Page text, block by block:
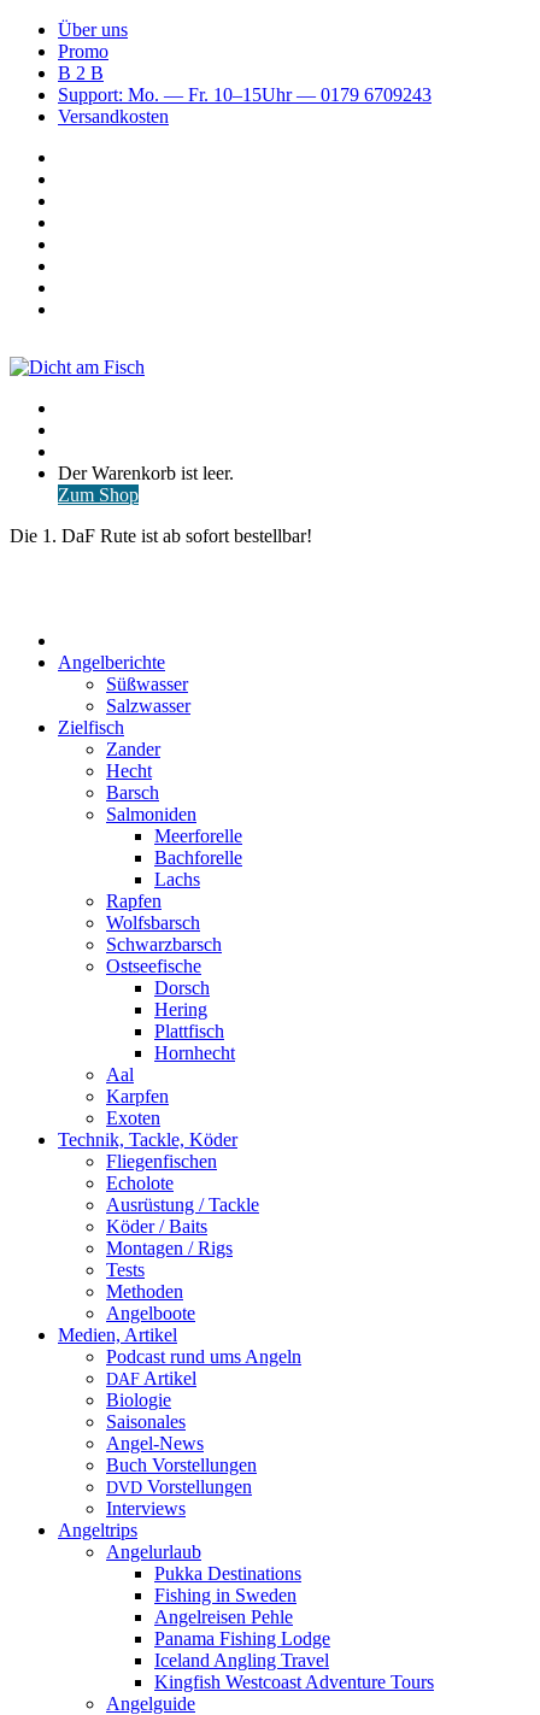
Über uns
Promo
B 2 B
Support: Mo. — Fr. 10–15Uhr — 0179 6709243
Versandkosten
Warenkorb
ansehen
Der Warenkorb ist leer.
Zum Shop
Die 1. DaF Rute ist ab sofort bestellbar!
Angelberichte
Süßwasser
Salzwasser
Zielfisch
Zander
Hecht
Barsch
Salmoniden
Meerforelle
Bachforelle
Lachs
Rapfen
Wolfsbarsch
Schwarzbarsch
Ostseefische
Dorsch
Hering
Plattfisch
Hornhecht
Aal
Karpfen
Exoten
Technik, Tackle, Köder
Fliegenfischen
Echolote
Ausrüstung / Tackle
Köder / Baits
Montagen / Rigs
Tests
Methoden
Angelboote
Medien, Artikel
Podcast rund ums Angeln
DAF Artikel
Biologie
Saisonales
Angel-News
Buch Vorstellungen
DVD Vorstellungen
Interviews
Angeltrips
Angelurlaub
Pukka Destinations
Fishing in Sweden
Angelreisen Pehle
Panama Fishing Lodge
Iceland Angling Travel
Kingfish Westcoast Adventure Tours
Angelguide